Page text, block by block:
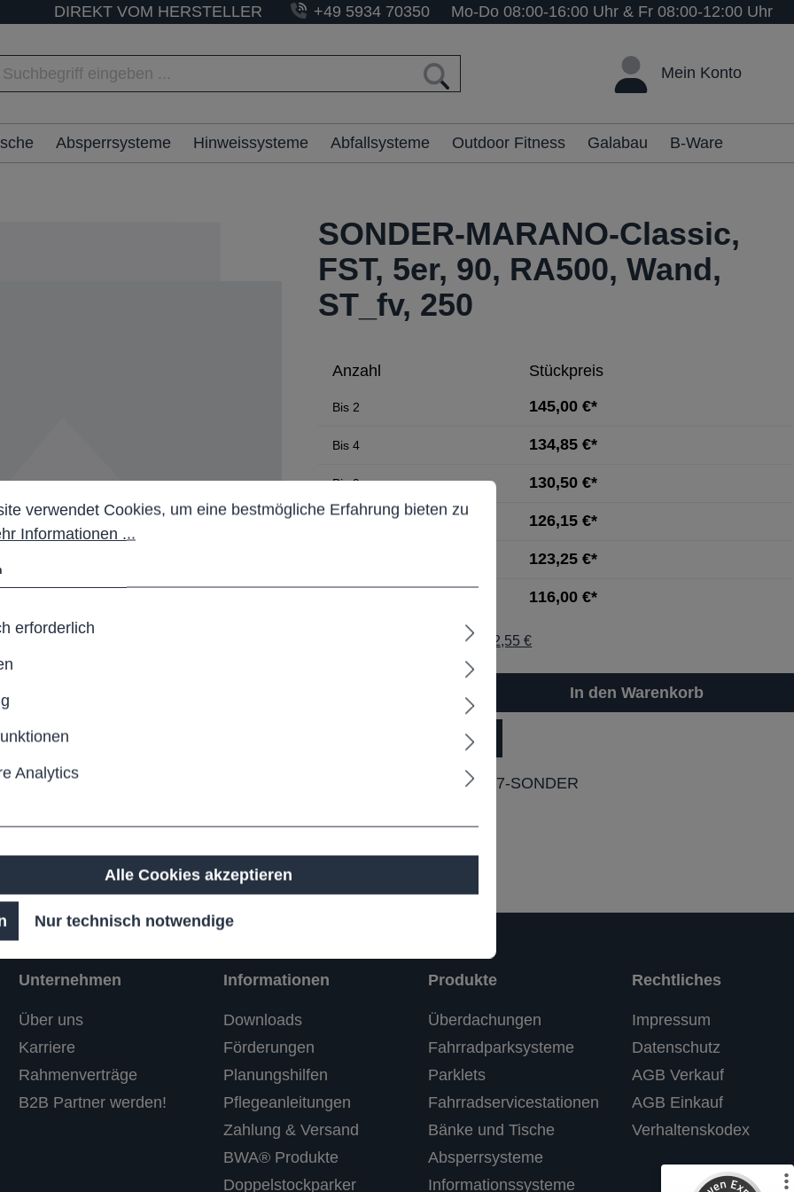
DIREKT VOM HERSTELLER +49 5934 70350 Mo-Do 08:00-16:00 Uhr & Fr 08:00-12:00 Uhr
Mein Konto
Absperrsysteme Hinweissysteme Abfallsysteme Outdoor Fitness Galabau B-Ware
SONDER-MARANO-Classic,
FST, 5er, 90, RA500, Wand,
ST_fv, 250
Anzahl Stückpreis
Bis2 145,00 €*
Bis4 134,85 €*
Bis9 130,50 €*
126,15 €*
123,25 €*
116,00 €*
zzgl. 19% MwSt. / Brutto: 172,55 €
In den Warenkorb
Produkt Anfrage
F24217-SONDER
Unternehmen
Über uns
Karriere
Rahmenverträge
B2B Partner werden!
Informationen
Downloads
Förderungen
Planungshilfen
Pflegeanleitungen
Zahlung & Versand
BWA® Produkte
Doppelstockparker
Produkte
Überdachungen
Fahrradparksysteme
Parklets
Fahrradservicestationen
Bänke und Tische
Absperrsysteme
Informationssysteme
Rechtliches
Impressum
Datenschutz
AGB Verkauf
AGB Einkauf
Verhaltenskodex
verwendet Cookies, um eine bestmögliche Erfahrung bieten zu können.
Mehr Informationen ...
verwendet Cookies, um eine bestmögliche Erfahrung bieten zu
Informationen ...
erforderlich
Analytics
Alle Cookies akzeptieren
Nur technisch notwendige
RASTI
100
%
Empfehlungen auf
ProvenExpert.com
Bewertungen auf ProvenExpert.com